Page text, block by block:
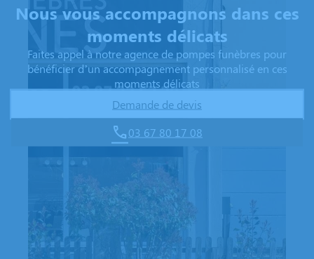
Nous vous accompagnons dans ces
moments délicats
Faites appel à notre agence de pompes funèbres pour
bénéficier d’un accompagnement personnalisé en ces
moments délicats
Demande de devis
03 67 80 17 08